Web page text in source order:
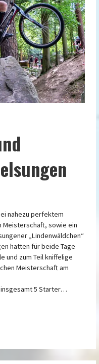
nahezu perfektem
Meisterschaft, sowie ein
„Lindenwäldchen“
hatten für beide Tage
und zum Teil kniffelige
Meisterschaft am
insgesamt 5 Starter…